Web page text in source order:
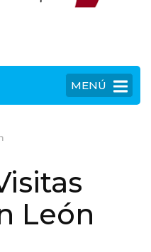
MENÚ
León